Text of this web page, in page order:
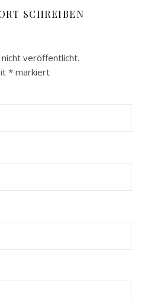
SCHREIBEN
veröffentlicht.
* markiert